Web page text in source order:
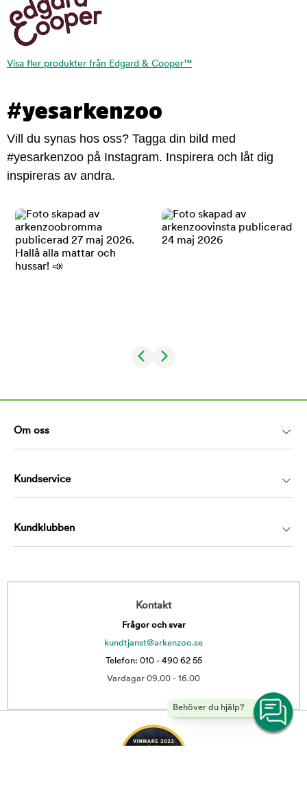
Visa fler produkter från Edgard & Cooper™
#yesarkenzoo
Vill du synas hos oss? Tagga din bild med
#yesarkenzoo på Instagram. Inspirera och låt dig
inspireras av andra.
Behöver du hjälp?
Om oss
Kundservice
Kundklubben
Kontakt
Frågor och svar
kundtjanst@arkenzoo.se
Telefon: 010 - 490 62 55
Vardagar 09.00 - 16.00